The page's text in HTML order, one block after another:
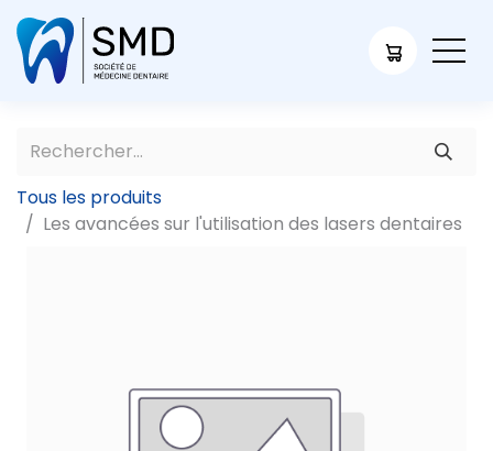
Tous les produits
Les avancées sur l'utilisation des lasers dentaires